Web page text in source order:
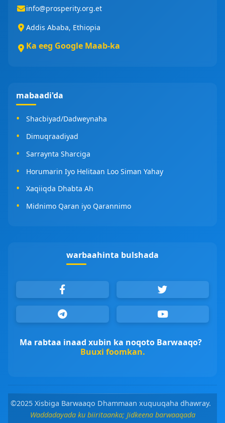
info@prosperity.org.et
Addis Ababa, Ethiopia
Ka eeg Google Maab-ka
mabaadi'da
Shacbiyad/Dadweynaha
Dimuqraadiyad
Sarraynta Sharciga
Horumarin Iyo Helitaan Loo Siman Yahay
Xaqiiqda Dhabta Ah
Midnimo Qaran iyo Qarannimo
warbaahinta bulshada
Ma rabtaa inaad xubin ka noqoto Barwaaqo?
Buuxi foomkan.
©2025 Xisbiga Barwaaqo Dhammaan xuquuqaha dhawray.
Waddadayada ku biiritaanka; Jidkeena barwaaqada